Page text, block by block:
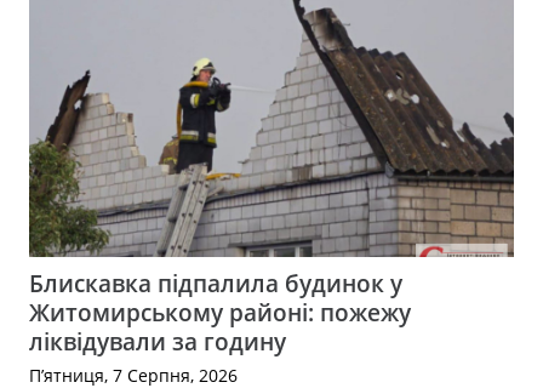
Блискавка підпалила будинок у
Житомирському районі: пожежу
ліквідували за годину
П’ятниця, 7 Серпня, 2026